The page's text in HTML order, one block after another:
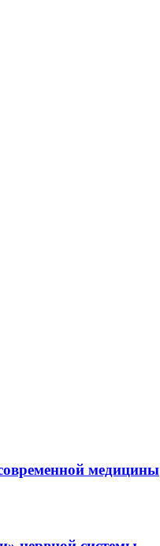
медицины